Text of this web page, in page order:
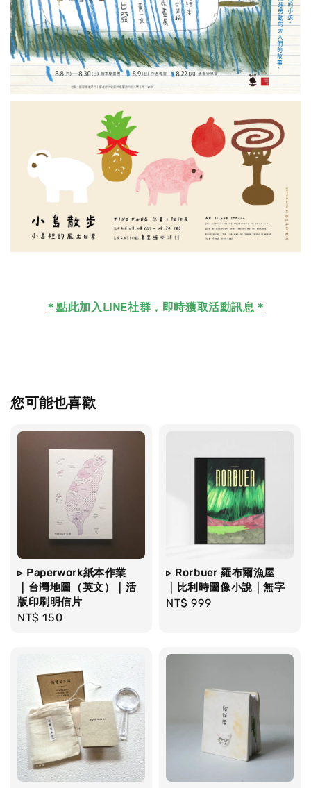
＊點此加入LINE社群，即時獲取活動訊息＊
您可能也喜歡
▹ Paperwork紙本作業
｜台灣地圖（英文）｜活
版印刷明信片
Regular
NT$ 150
▹ Rorbuer 羅布爾漁屋
｜比利時圖像小說｜無字
Regular
NT$ 999